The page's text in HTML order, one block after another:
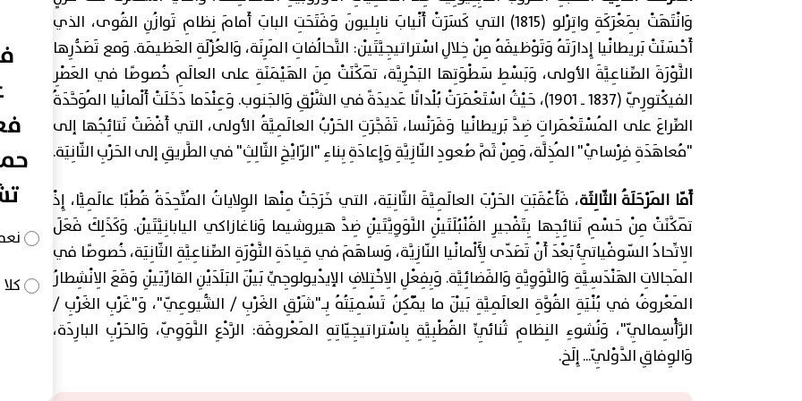
وَانْتَهَتْ بِمَعْرَكَةِ واتِرْلو (1815) التي كَسَرَتْ أَنْيابَ نابِليونَ وَفَتَحَتِ البابَ أَمامَ نِظامِ تَوازُنِ القُوى، الذي
أَحْسَنَتْ بَريطانْيا إِدارَتَهُ وَتَوْظيفَهُ مِنْ خِلالِ اسْتراتيجِيَّتَيْن: التَّحالُفاتِ المَرِنَة، وَالعُزْلَةِ العَظيمَة. وَمع تَصَدُّرِها
الثَّوْرَةَ الصِّناعِيَّةَ الأولى، وَبَسْطِ سَطْوَتِها البَحْرِيَّة، تَمَكَّنَتْ مِنَ الهَيْمَنَةِ على العالَمِ خُصوصًا في العَصْرِ
الفيكْتورِيّ (1837 ـ 1901)، حَيْثُ اسْتَعْمَرَتْ بُلْدانًا عَديدَةً في الشَّرْقِ وَالجَنوب. وَعِنْدَما دَخَلَتْ أَلْمانْيا المُوَحَّدَةُ
الصِّراعَ على المُسْتَعْمَراتِ ضِدَّ بَريطانْيا وَفَرَنْسا، تَفَجَّرَتِ الحَرْبُ ‏‏العالَمِيَّةُ‏ ‏الأولى‏، التي أَفْضَتْ نَتائِجُها إلى
"مُعاهَدَةِ فِرْسايْ" المُذِلَّة، وَمِنْ ثَمَّ صُعودِ النّازِيَّةِ وَإِعادَةِ بِناءِ "الرّايْخِ الثّالِثِ" في الطَّريقِ إلى الحَرْبِ الثّانِيَة.
أَمّا المَرْحَلَةُ الثّالِثَة، فَأَعْقَبَتِ الحَرْبَ العالَمِيَّةَ الثّانِيَة، التي خَرَجَتْ مِنْها الوِلاياتُ المُتَّحِدَةُ قُطْبًا عالَمِيًّا، إِذْ
تَمَكَّنَتْ مِنْ حَسْمِ نَتائِجِها بِتَفْجيرِ القُنْبُلَتَيْنِ النَّوَوِيَّتَيْنِ ضِدَّ هيروشيما وَناغازاكي اليابانِيَّتَيْن. وَكَذَلِكَ فَعَلَ
الِاتِّحادُ السّوفْياتِيُّ بَعْدَ أَنْ تَصَدّى لِأَلْمانْيا النّازِيَّة، وَساهَمَ في قِيادَةِ الثَّوْرَةِ الصِّناعِيَّةِ الثّانِيَة، خُصوصًا في
المَجالاتِ الهَنْدَسِيَّةِ وَالنَّوَوِيَّةِ وَالفَضائِيَّة. وَبِفِعْلِ الِاخْتِلافِ الإيدْيولوجِيِّ بَيْنَ البَلَدَيْنِ القارِّيَيْنِ وَقَعَ الِانْشِطارُ
المَعْروفُ في بُنْيَةِ القُوَّةِ العالَمِيَّةِ بَيْنَ ما يُمْكِنُ تَسْمِيَتُهُ بِـ"شَرْقِ الغَرْبِ / الشُّيوعِيّ"، وَ"غَرْبِ الغَرْبِ /
الرَّأْسِمالِيّ"، وَنُشوءِ النِظامِ ثُنائِيِّ القُطْبِيَّةِ بِاسْتراتيجِيّاتِهِ المَعْروفَة: الرَّدْعِ النَّوَوِيّ، وَالحَرْبِ البارِدَة،
وَالوِفاقِ الدَّوْلِيّ... إِلَخ.
كلا